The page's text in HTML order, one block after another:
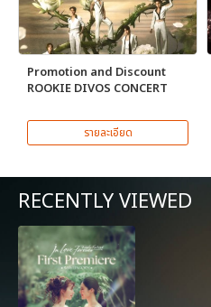
Promotion and Discount
ROOKIE DIVOS CONCERT
รายละเอียด
RECENTLY VIEWED